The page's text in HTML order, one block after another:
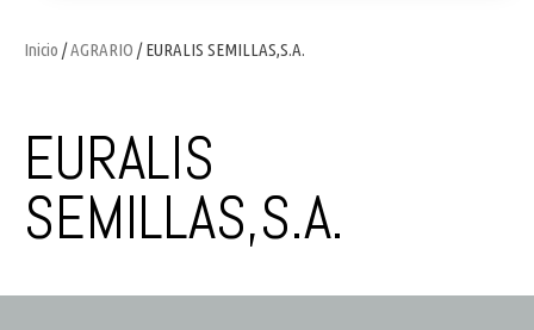
Inicio /AGRARIO / EURALIS SEMILLAS,S.A.
EURALIS
SEMILLAS,S.A.